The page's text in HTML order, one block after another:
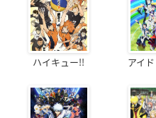
ハイキュー!! アイ